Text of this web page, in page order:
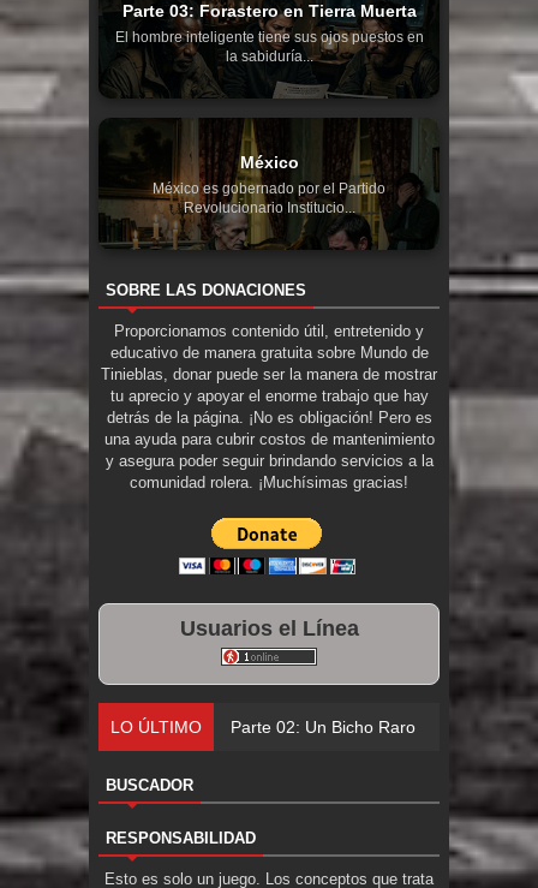
Parte 03: Forastero en Tierra Muerta
El hombre inteligente tiene sus ojos puestos en
la sabiduría...
México
México es gobernado por el Partido
Revolucionario Institucio...
SOBRE LAS DONACIONES
Proporcionamos contenido útil, entretenido y
educativo de manera gratuita sobre Mundo de
Tinieblas, donar puede ser la manera de mostrar
tu aprecio y apoyar el enorme trabajo que hay
detrás de la página. ¡No es obligación! Pero es
una ayuda para cubrir costos de mantenimiento
y asegura poder seguir brindando servicios a la
comunidad rolera. ¡Muchísimas gracias!
Usuarios el Línea
LO ÚLTIMO Parte 02: Un Bicho Raro
BUSCADOR
RESPONSABILIDAD
Esto es solo un juego. Los conceptos que trata